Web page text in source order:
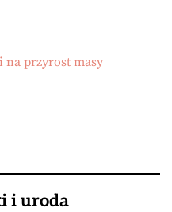
na przyrost masy
i uroda